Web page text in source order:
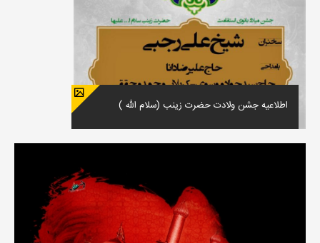
اطلاعیه جشن ولادت حضرت زینب (سلام الله )